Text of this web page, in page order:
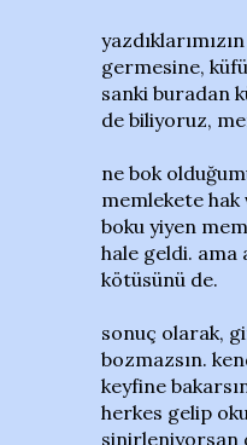
germesine,
sanki buradan
de biliyoruz,
ne bok
memlekete hak
boku yiyen
hale geldi. ama
kötüsünü de.
sonuç olarak,
bozmazsın.
keyfine
herkes gelip
sinirleniyorsan